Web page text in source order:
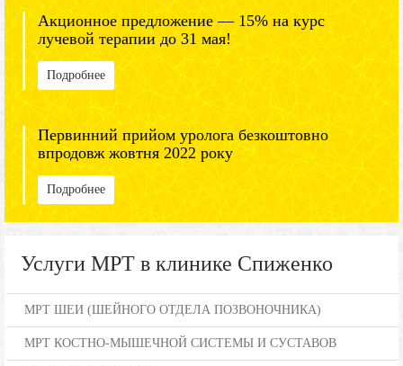
Акционное предложение — 15% на курс
лучевой терапии до 31 мая!
Подробнее
Первинний прийом уролога безкоштовно
впродовж жовтня 2022 року
Подробнее
Услуги МРТ в клинике Спиженко
МРТ ШЕИ (ШЕЙНОГО ОТДЕЛА ПОЗВОНОЧНИКА)
МРТ КОСТНО-МЫШЕЧНОЙ СИСТЕМЫ И СУСТАВОВ